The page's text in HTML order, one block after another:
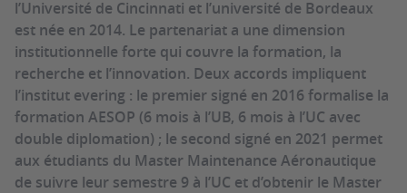
l’Université de Cincinnati et l’université de Bordeaux
est née en 2014. Le partenariat a une dimension
institutionnelle forte qui couvre la formation, la
recherche et l’innovation. Deux accords impliquent
l’institut evering : le premier signé en 2016 formalise la
formation AESOP (6 mois à l’UB, 6 mois à l’UC avec
double diplomation) ; le second signé en 2021 permet
aux étudiants du Master Maintenance Aéronautique
de suivre leur semestre 9 à l’UC et d’obtenir le Master